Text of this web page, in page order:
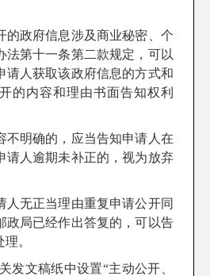
政府信息涉及商业秘密、个
法第十一条第二款规定，可以
请人获取该政府信息的方式和
的内容和理由书面告知权利
明确的，应当告知申请人在
请人逾期未补正的，视为放弃
无正当理由重复申请公开同
政局已经作出答复的，可以告
。
发文稿纸中设置“主动公开、